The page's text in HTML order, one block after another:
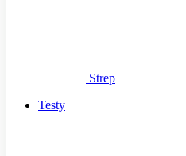
Strep
Testy